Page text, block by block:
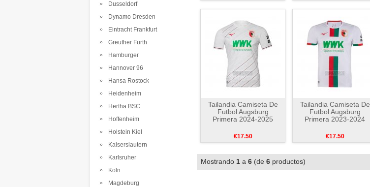
Dusseldorf
Dynamo Dresden
Eintracht Frankfurt
Greuther Furth
Hamburger
Hannover 96
Hansa Rostock
Heidenheim
Hertha BSC
Hoffenheim
Holstein Kiel
Kaiserslautern
Karlsruher
Koln
Magdeburg
Tailandia Camiseta De
Futbol Augsburg
Primera 2024-2025
€17.50
Tailandia Camiseta De
Futbol Augsburg
Primera 2023-2024
€17.50
Mostrando 1 a 6 (de 6 productos)